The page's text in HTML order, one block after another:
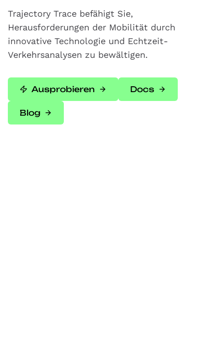
Trajectory Trace befähigt Sie,
Herausforderungen der Mobilität durch
innovative Technologie und Echtzeit-
Verkehrsanalysen zu bewältigen.
Ausprobieren Docs
Blog